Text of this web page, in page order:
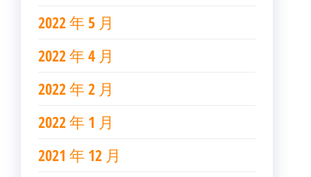
2022 年 5 月
2022 年 4 月
2022 年 2 月
2022 年 1 月
2021 年 12 月